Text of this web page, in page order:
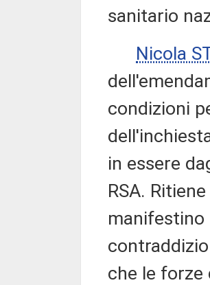
sanitario
Nicola
condizioni
in essere
RSA.
manifestino
che le forze